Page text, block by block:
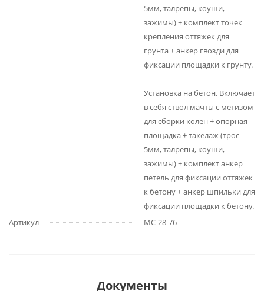
5мм, талрепы, коуши,
зажимы) + комплект точек
крепления оттяжек для
грунта + анкер гвозди для
фиксации площадки к грунту.
Установка на бетон. Включает
в себя ствол мачты с метизом
для сборки колен + опорная
площадка + такелаж (трос
5мм, талрепы, коуши,
зажимы) + комплект анкер
петель для фиксации оттяжек
к бетону + анкер шпильки для
фиксации площадки к бетону.
Артикул
МС-28-76
Документы